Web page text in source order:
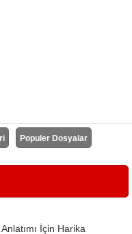
Populer Dosyalar
İçin Harika